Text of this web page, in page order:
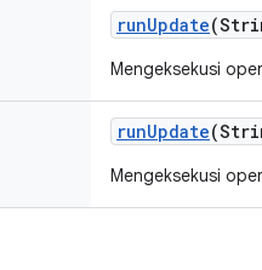
runUpdate
Mengeksekusi
runUpdate
Mengeksekusi